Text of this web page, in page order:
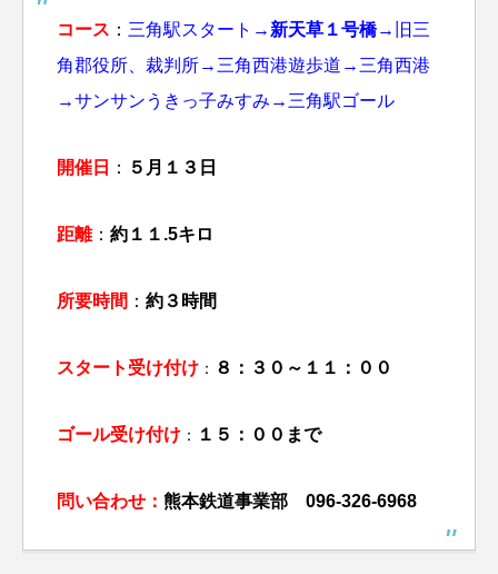
コース ： 三角駅スタート→ 新天草１号橋→旧三
角郡役所、裁判所→三角西港遊歩道→三角西港
→サンサンうきっ子みすみ→三角駅ゴール
開催日 ： ５月１３日
距離： 約１１.5キロ
所要時間 ： 約３時間
スタート受け付け ： ８：３０～１１：００
ゴール受け付け ： １５：００まで
問い合わせ： 熊本鉄道事業部 096-326-6968